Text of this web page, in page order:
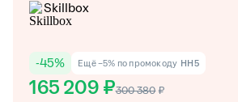
Skillbox
-45% Ещё −5% по промокоду HH5
165 209 ₽300 380 ₽